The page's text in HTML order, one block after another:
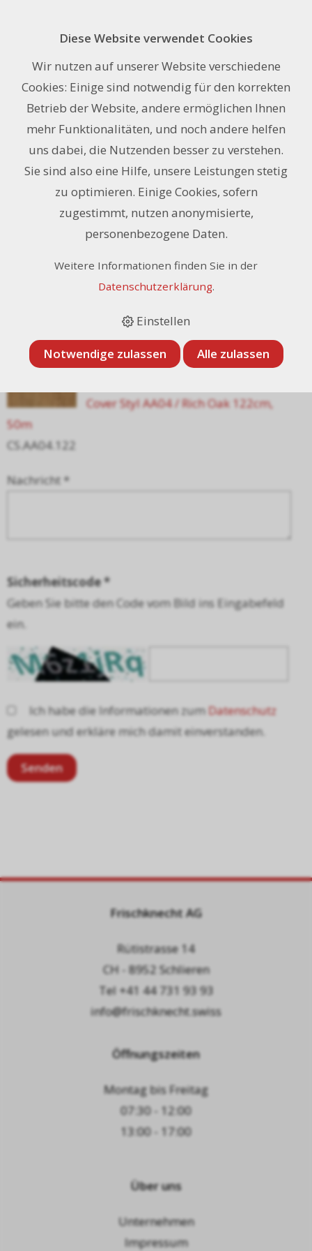
Anfrage
Name oder Firma *
E-Mail-Adresse *
Cover Styl AA04 / Rich Oak 122cm,
50m
CS.AA04.122
Nachricht *
Sicherheitscode *
Geben Sie bitte den Code vom Bild ins Eingabefeld
ein.
Ich habe die Informationen zumDatenschutz
gelesen und erkläre mich damit einverstanden.
Frischknecht AG
Rütistrasse 14
CH - 8952 Schlieren
Tel +41 44 731 93 93
info@frischknecht.swiss
Öffnungszeiten
Montag bis Freitag
07:30 - 12:00
13:00 - 17:00
Über uns
Unternehmen
Impressum
Diese Website verwendet Cookies
Wir nutzen auf unserer Website verschiedene
Cookies: Einige sind notwendig für den korrekten
Betrieb der Website, andere ermöglichen Ihnen
mehr Funktionalitäten, und noch andere helfen
uns dabei, die Nutzenden besser zu verstehen.
Sie sind also eine Hilfe, unsere Leistungen stetig
zu optimieren. Einige Cookies, sofern
zugestimmt, nutzen anonymisierte,
personenbezogene Daten.
Weitere Informationen finden Sie in der
Datenschutzerklärung.
Einstellen
Notwendige zulassen Alle zulassen